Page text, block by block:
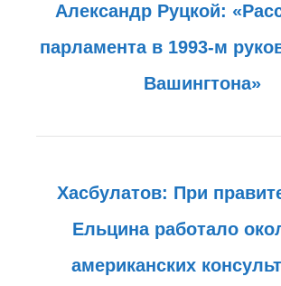
Александр Руцкой:
парламента в 1993-м
Вашингтона»
Хасбулатов: При
Ельцина работало
американских